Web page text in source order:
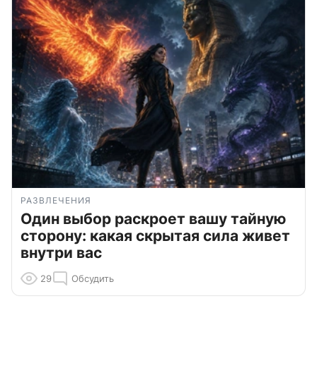
РАЗВЛЕЧЕНИЯ
Один выбор раскроет вашу тайную
сторону: какая скрытая сила живет
внутри вас
29 Обсудить